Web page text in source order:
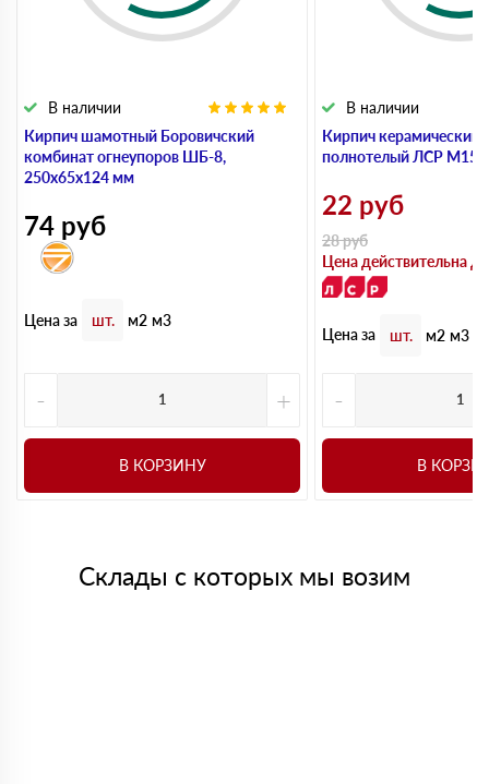
Кирпич шамотный Боровичский
комбинат огнеупоров ШБ-8,
250х65х124 мм
В наличии
74 руб
Цена за шт. м2 м3
- +
В КОРЗИНУ
Кирпич керамический
полнотелый ЛСР
В наличии
22 руб
28руб
Цена действительна
Цена за шт. м2 м3
-
В
Склады с которых мы возим